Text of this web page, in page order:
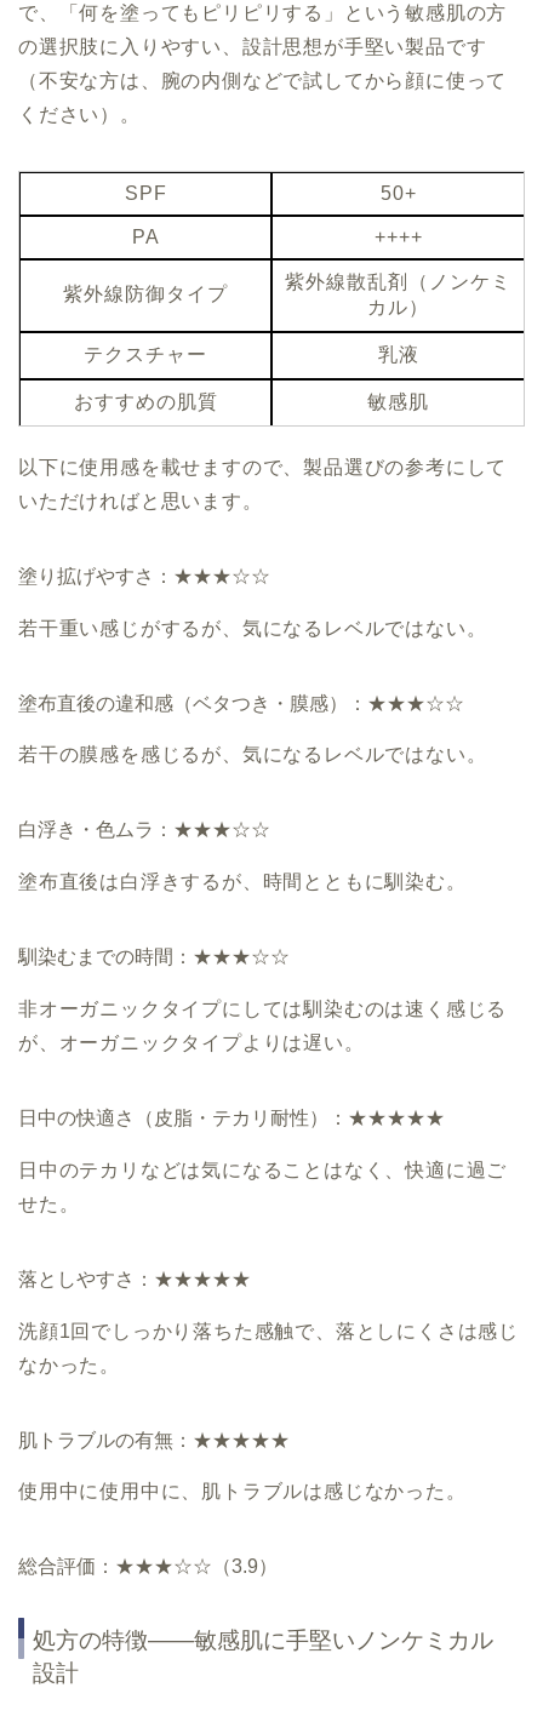
で、「何を塗ってもピリピリする」という敏感肌の方
の選択肢に入りやすい、設計思想が手堅い製品です
（不安な方は、腕の内側などで試してから顔に使って
ください）。
SPF 50+
PA ++++
紫外線防御タイプ
紫外線散乱剤（ノンケミ
カル）
テクスチャー 乳液
おすすめの肌質 敏感肌
以下に使用感を載せますので、製品選びの参考にして
いただければと思います。
塗り拡げやすさ：★★★☆☆
若干重い感じがするが、気になるレベルではない。
塗布直後の違和感（ベタつき・膜感）：★★★☆☆
若干の膜感を感じるが、気になるレベルではない。
白浮き・色ムラ：★★★☆☆
塗布直後は白浮きするが、時間とともに馴染む。
馴染むまでの時間：★★★☆☆
非オーガニックタイプにしては馴染むのは速く感じる
が、オーガニックタイプよりは遅い。
日中の快適さ（皮脂・テカリ耐性）：★★★★★
日中のテカリなどは気になることはなく、快適に過ご
せた。
落としやすさ：★★★★★
洗顔1回でしっかり落ちた感触で、落としにくさは感じ
なかった。
肌トラブルの有無：★★★★★
使用中に使用中に、肌トラブルは感じなかった。
総合評価：★★★☆☆（3.9）
処方の特徴——敏感肌に手堅いノンケミカル
設計